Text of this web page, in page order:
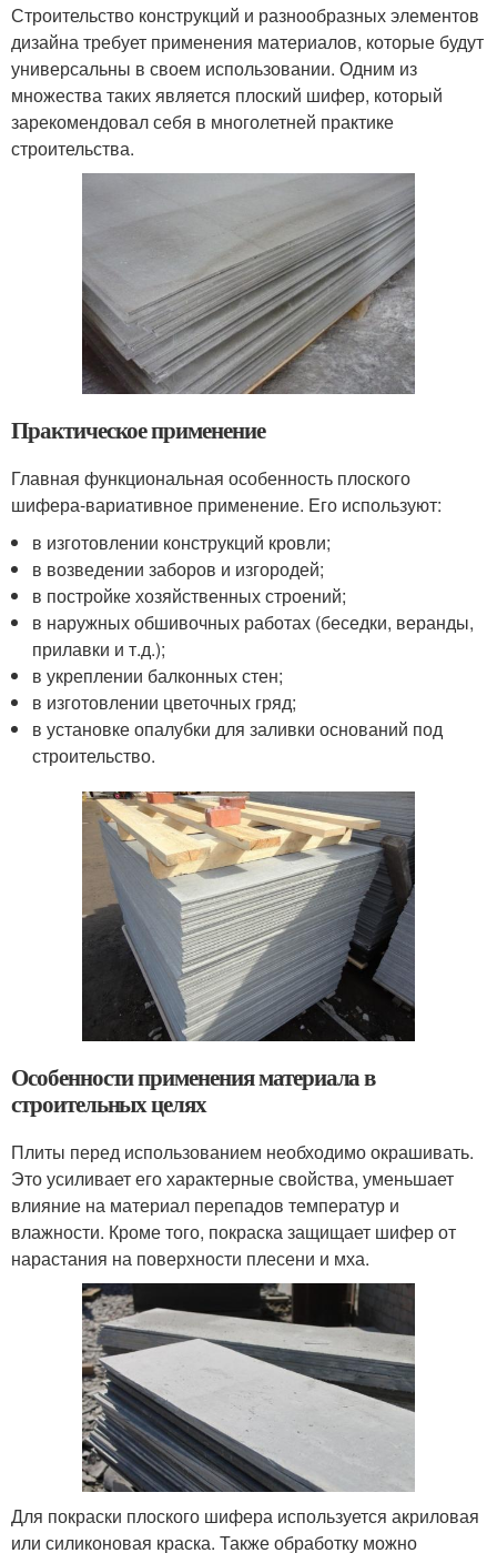
Строительство конструкций и разнообразных элементов
дизайна требует применения материалов, которые будут
универсальны в своем использовании. Одним из
множества таких является плоский шифер, который
зарекомендовал себя в многолетней практике
строительства.
Практическое применение
Главная функциональная особенность плоского
шифера-вариативное применение. Его используют:
в изготовлении конструкций кровли;
в возведении заборов и изгородей;
в постройке хозяйственных строений;
в наружных обшивочных работах (беседки, веранды,
прилавки и т.д.);
в укреплении балконных стен;
в изготовлении цветочных гряд;
в установке опалубки для заливки оснований под
строительство.
Особенности применения материала в
строительных целях
Плиты перед использованием необходимо окрашивать.
Это усиливает его характерные свойства, уменьшает
влияние на материал перепадов температур и
влажности. Кроме того, покраска защищает шифер от
нарастания на поверхности плесени и мха.
Для покраски плоского шифера используется акриловая
или силиконовая краска. Также обработку можно